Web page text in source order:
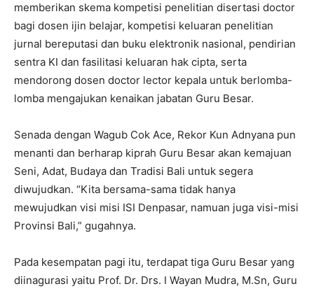
memberikan skema kompetisi penelitian disertasi doctor
bagi dosen ijin belajar, kompetisi keluaran penelitian
jurnal bereputasi dan buku elektronik nasional, pendirian
sentra KI dan fasilitasi keluaran hak cipta, serta
mendorong dosen doctor lector kepala untuk berlomba-
lomba mengajukan kenaikan jabatan Guru Besar.
Senada dengan Wagub Cok Ace, Rekor Kun Adnyana pun
menanti dan berharap kiprah Guru Besar akan kemajuan
Seni, Adat, Budaya dan Tradisi Bali untuk segera
diwujudkan. “Kita bersama-sama tidak hanya
mewujudkan visi misi ISI Denpasar, namuan juga visi-misi
Provinsi Bali,” gugahnya.
Pada kesempatan pagi itu, terdapat tiga Guru Besar yang
diinagurasi yaitu Prof. Dr. Drs. I Wayan Mudra, M.Sn, Guru